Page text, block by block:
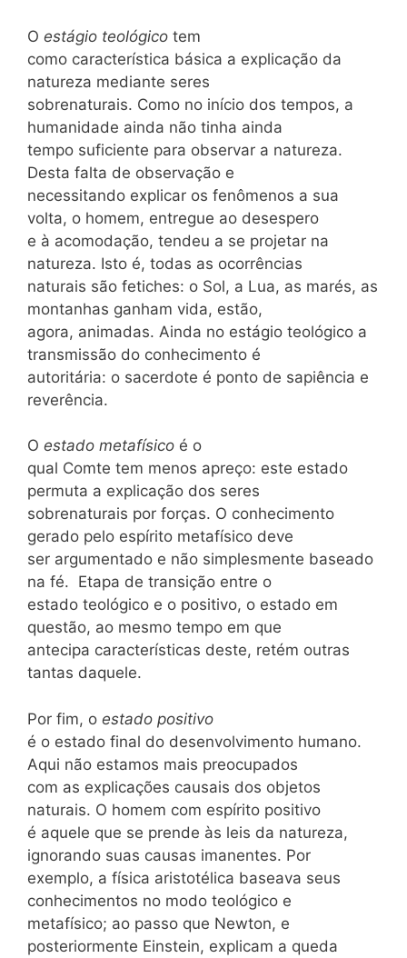
O estágio teológico tem
como característica básica a explicação da
natureza mediante seres
sobrenaturais. Como no início dos tempos, a
humanidade ainda não tinha ainda
tempo suficiente para observar a natureza.
Desta falta de observação e
necessitando explicar os fenômenos a sua
volta, o homem, entregue ao desespero
e à acomodação, tendeu a se projetar na
natureza. Isto é, todas as ocorrências
naturais são fetiches: o Sol, a Lua, as marés, as
montanhas ganham vida, estão,
agora, animadas. Ainda no estágio teológico a
transmissão do conhecimento é
autoritária: o sacerdote é ponto de sapiência e
reverência.
O estado metafísico é o
qual Comte tem menos apreço: este estado
permuta a explicação dos seres
sobrenaturais por forças. O conhecimento
gerado pelo espírito metafísico deve
ser argumentado e não simplesmente baseado
na fé. Etapa de transição entre o
estado teológico e o positivo, o estado em
questão, ao mesmo tempo em que
antecipa características deste, retém outras
tantas daquele.
Por fim, o estado positivo
é o estado final do desenvolvimento humano.
Aqui não estamos mais preocupados
com as explicações causais dos objetos
naturais. O homem com espírito positivo
é aquele que se prende às leis da natureza,
ignorando suas causas imanentes. Por
exemplo, a física aristotélica baseava seus
conhecimentos no modo teológico e
metafísico; ao passo que Newton, e
posteriormente Einstein, explicam a queda